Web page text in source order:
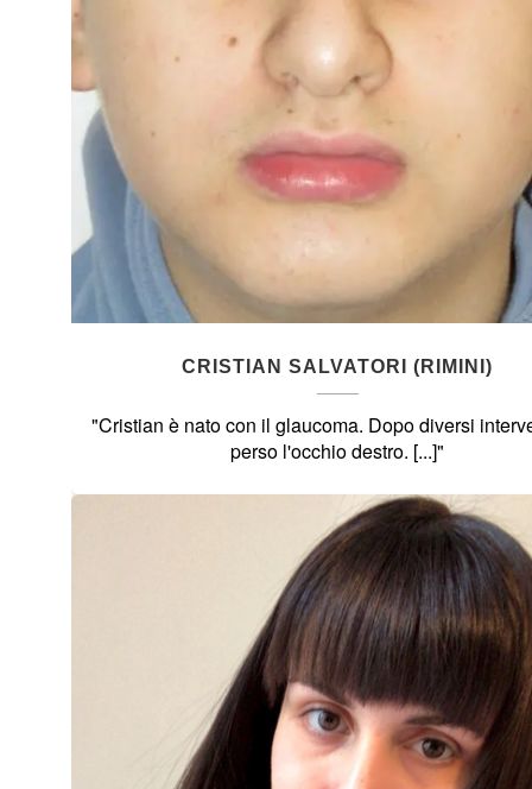
CRISTIAN SALVATORI (RIMINI)
"Cristian è nato con il glaucoma. Dopo diversi
perso l'occhio destro. [...]"